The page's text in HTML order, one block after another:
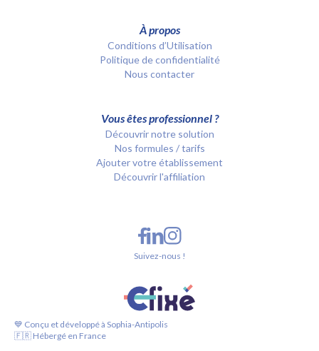
À propos
Conditions d’Utilisation
Politique de confidentialité
Nous contacter
Vous êtes professionnel ?
Découvrir notre solution
Nos formules / tarifs
Ajouter votre établissement
Découvrir l'affiliation
💙 Conçu et développé à Sophia-Antipolis
🇫🇷 Hébergé en France
Suivez-nous !